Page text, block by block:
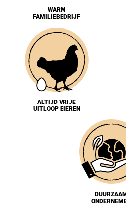
WARM
FAMILIEBEDRIJF
ALTIJD VRIJE
UITLOOP EIEREN